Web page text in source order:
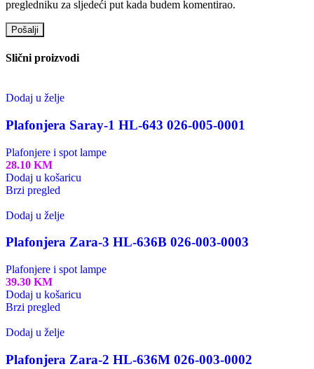
pregledniku za sljedeći put kada budem komentirao.
Slični proizvodi
Dodaj u želje
Plafonjera Saray-1 HL-643 026-005-0001
Plafonjere i spot lampe
28.10 KM
Dodaj u košaricu
Brzi pregled
Dodaj u želje
Plafonjera Zara-3 HL-636B 026-003-0003
Plafonjere i spot lampe
39.30 KM
Dodaj u košaricu
Brzi pregled
Dodaj u želje
Plafonjera Zara-2 HL-636M 026-003-0002